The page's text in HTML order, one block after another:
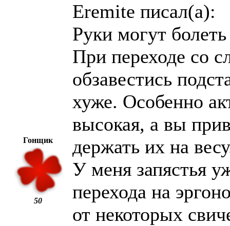
Гонщик
50
Eremite писал(а):
Руки могут
При переходе со
обзавестись
хуже. Особенно
высокая, а вы
держать их на
У меня запястья
перехода на
от некоторых